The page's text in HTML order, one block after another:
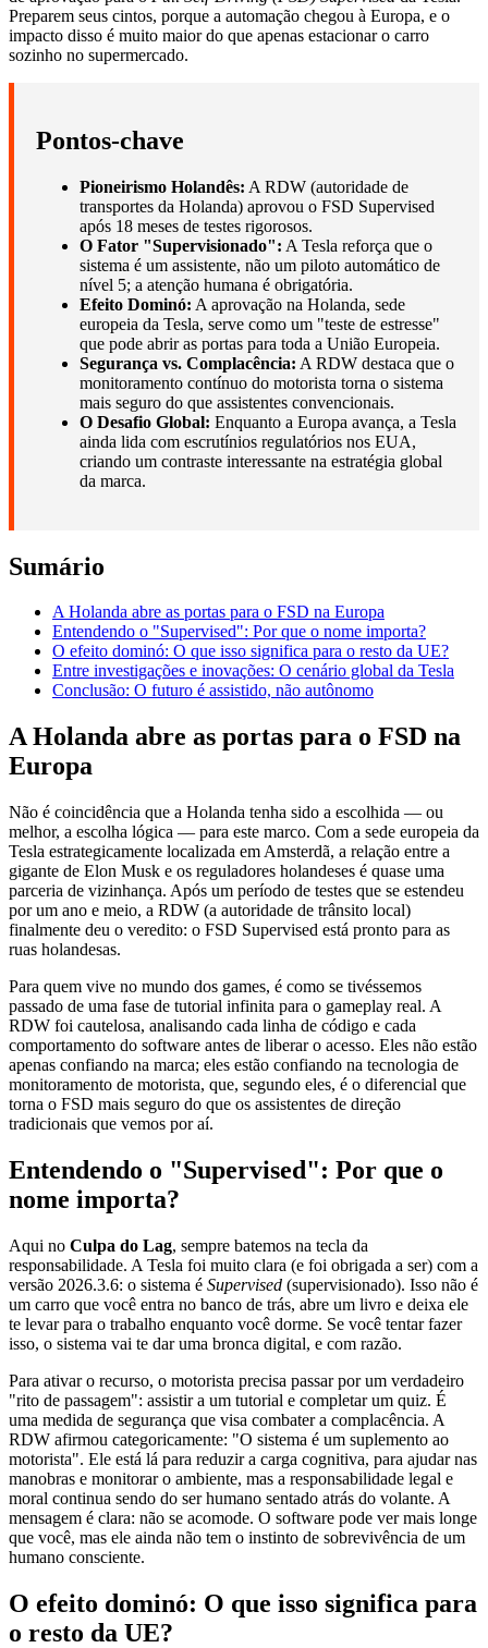
Preparem seus cintos, porque a automação chegou à Europa, e o
impacto disso é muito maior do que apenas estacionar o carro
sozinho no supermercado.
Pontos-chave
Pioneirismo Holandês: A RDW (autoridade de
transportes da Holanda) aprovou o FSD Supervised
após 18 meses de testes rigorosos.
O Fator "Supervisionado": A Tesla reforça que o
sistema é um assistente, não um piloto automático de
nível 5; a atenção humana é obrigatória.
Efeito Dominó: A aprovação na Holanda, sede
europeia da Tesla, serve como um "teste de estresse"
que pode abrir as portas para toda a União Europeia.
Segurança vs. Complacência: A RDW destaca que o
monitoramento contínuo do motorista torna o sistema
mais seguro do que assistentes convencionais.
O Desafio Global: Enquanto a Europa avança, a Tesla
ainda lida com escrutínios regulatórios nos EUA,
criando um contraste interessante na estratégia global
da marca.
Sumário
A Holanda abre as portas para o FSD na Europa
Entendendo o "Supervised": Por que o nome importa?
O efeito dominó: O que isso significa para o resto da UE?
Entre investigações e inovações: O cenário global da Tesla
Conclusão: O futuro é assistido, não autônomo
A Holanda abre as portas para o FSD na
Europa
Não é coincidência que a Holanda tenha sido a escolhida — ou
melhor, a escolha lógica — para este marco. Com a sede europeia da
Tesla estrategicamente localizada em Amsterdã, a relação entre a
gigante de Elon Musk e os reguladores holandeses é quase uma
parceria de vizinhança. Após um período de testes que se estendeu
por um ano e meio, a RDW (a autoridade de trânsito local)
finalmente deu o veredito: o FSD Supervised está pronto para as
ruas holandesas.
Para quem vive no mundo dos games, é como se tivéssemos
passado de uma fase de tutorial infinita para o gameplay real. A
RDW foi cautelosa, analisando cada linha de código e cada
comportamento do software antes de liberar o acesso. Eles não estão
apenas confiando na marca; eles estão confiando na tecnologia de
monitoramento de motorista, que, segundo eles, é o diferencial que
torna o FSD mais seguro do que os assistentes de direção
tradicionais que vemos por aí.
Entendendo o "Supervised": Por que o
nome importa?
Aqui no Culpa do Lag, sempre batemos na tecla da
responsabilidade. A Tesla foi muito clara (e foi obrigada a ser) com a
versão 2026.3.6: o sistema é Supervised (supervisionado). Isso não é
um carro que você entra no banco de trás, abre um livro e deixa ele
te levar para o trabalho enquanto você dorme. Se você tentar fazer
isso, o sistema vai te dar uma bronca digital, e com razão.
Para ativar o recurso, o motorista precisa passar por um verdadeiro
"rito de passagem": assistir a um tutorial e completar um quiz. É
uma medida de segurança que visa combater a complacência. A
RDW afirmou categoricamente: "O sistema é um suplemento ao
motorista". Ele está lá para reduzir a carga cognitiva, para ajudar nas
manobras e monitorar o ambiente, mas a responsabilidade legal e
moral continua sendo do ser humano sentado atrás do volante. A
mensagem é clara: não se acomode. O software pode ver mais longe
que você, mas ele ainda não tem o instinto de sobrevivência de um
humano consciente.
O efeito dominó: O que isso significa para
o resto da UE?